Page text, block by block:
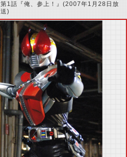
第1話『俺、参上！』(2007年1月28日放
送)